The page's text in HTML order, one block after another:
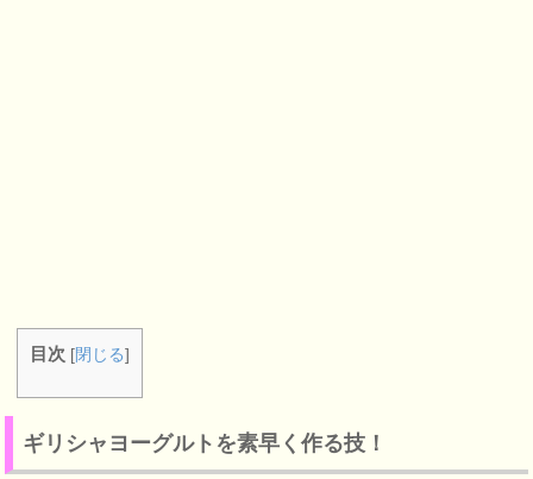
目次 [閉じる]
ギリシャヨーグルトを素早く作る技！